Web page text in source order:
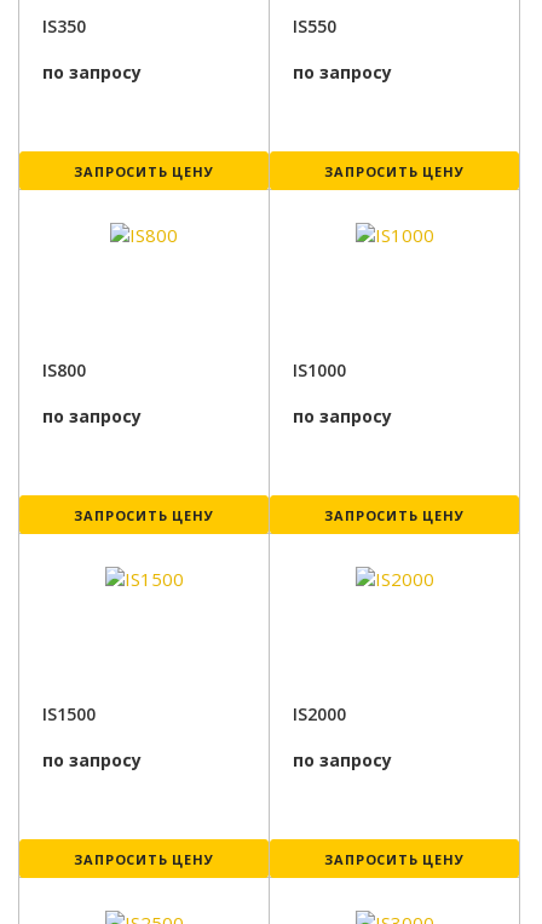
IS350
по запросу
ЗАПРОСИТЬ ЦЕНУ
IS550
по запросу
ЗАПРОСИТЬ ЦЕНУ
IS800
по запросу
ЗАПРОСИТЬ ЦЕНУ
IS1000
по запросу
ЗАПРОСИТЬ ЦЕНУ
IS1500
по запросу
ЗАПРОСИТЬ ЦЕНУ
IS2000
по запросу
ЗАПРОСИТЬ ЦЕНУ